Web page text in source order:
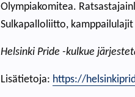
Olympiakomitea.
Sulkapalloliitto, kamppailulajit
Helsinki Pride -kulkue
Lisätietoja: https://